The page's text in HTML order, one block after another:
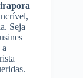
Seja
a